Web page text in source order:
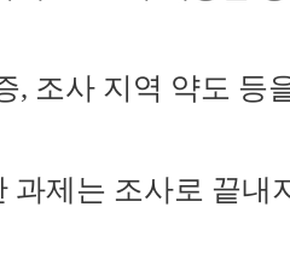
, 조사 지역 약도 등
과제는 조사로 끝내